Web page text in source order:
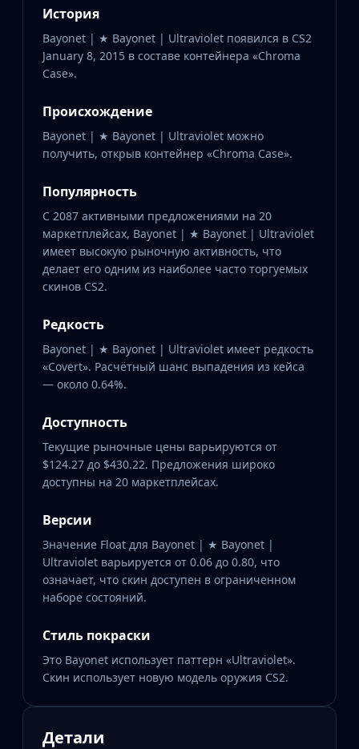
История
Bayonet | ★ Bayonet | Ultraviolet появился в CS2
January 8, 2015 в составе контейнера «Chroma
Case».
Происхождение
Bayonet | ★ Bayonet | Ultraviolet можно
получить, открыв контейнер «Chroma Case».
Популярность
С 2087 активными предложениями на 20
маркетплейсах, Bayonet | ★ Bayonet | Ultraviolet
имеет высокую рыночную активность, что
делает его одним из наиболее часто торгуемых
скинов CS2.
Редкость
Bayonet | ★ Bayonet | Ultraviolet имеет редкость
«Covert». Расчётный шанс выпадения из кейса
— около 0.64%.
Доступность
Текущие рыночные цены варьируются от
$124.27 до $430.22. Предложения широко
доступны на 20 маркетплейсах.
Версии
Значение Float для Bayonet | ★ Bayonet |
Ultraviolet варьируется от 0.06 до 0.80, что
означает, что скин доступен в ограниченном
наборе состояний.
Стиль покраски
Это Bayonet использует паттерн «Ultraviolet».
Скин использует новую модель оружия CS2.
Детали